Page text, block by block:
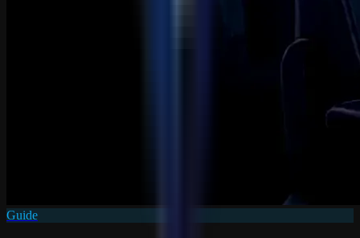
Guide